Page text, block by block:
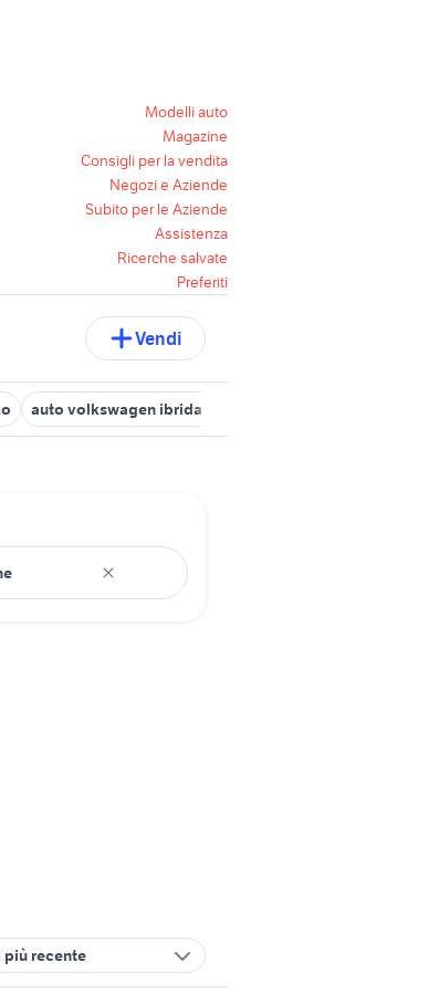
Modelli auto
Magazine
Consigli per la vendita
Negozi e Aziende
Subito per le Aziende
Assistenza
Ricerche salvate
Preferiti
Vendi
auto volkswagen ibrida Abruzzo
più recente